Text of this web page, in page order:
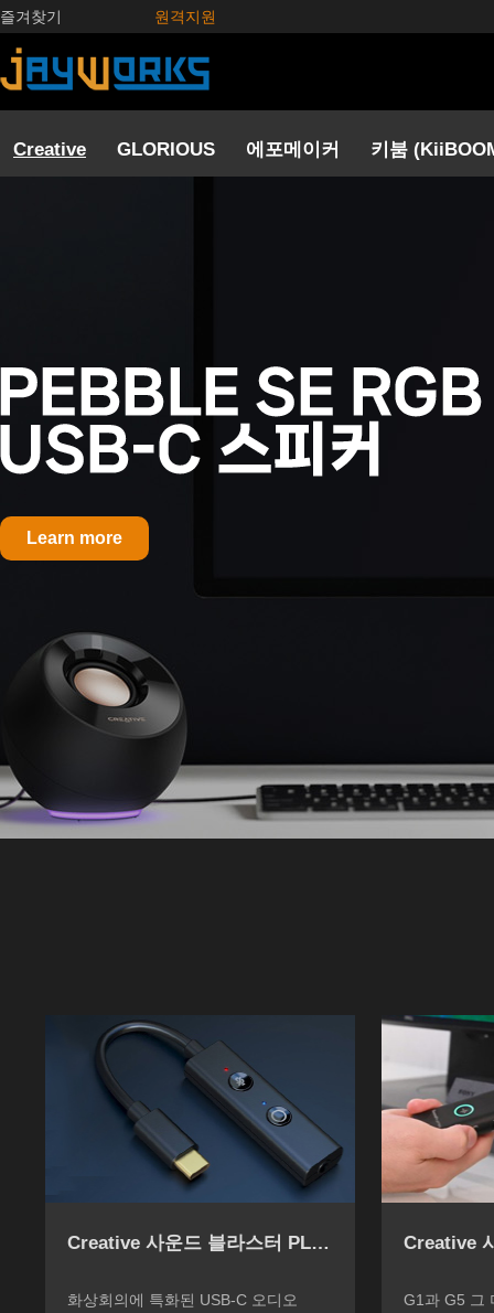
즐겨찾기 원격지원
Creative GLORIOUS 에포메이커 키붐
Learn more
Creative 사운드 블라스터 PLAY! 4
화상회의에 특화된 USB-C 오디오
Creative
G1과 G5 그